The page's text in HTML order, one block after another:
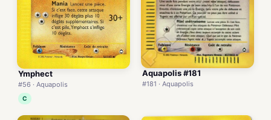
Ymphect
#56 · Aquapolis
C
Aquapolis #181
#181 · Aquapolis